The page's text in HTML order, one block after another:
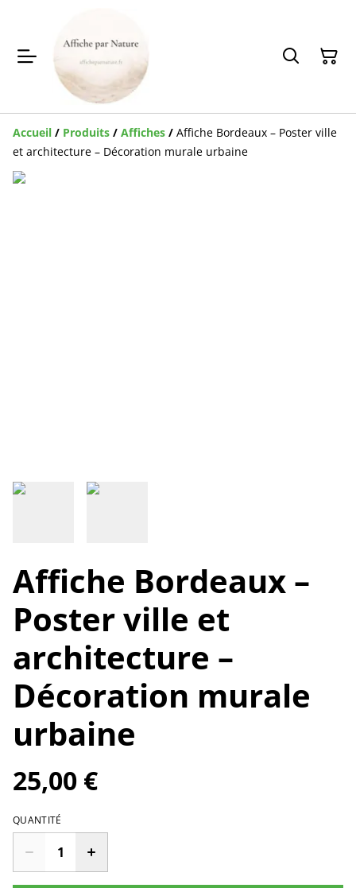
Accueil / Produits / Affiches / Affiche Bordeaux – Poster ville
et architecture – Décoration murale urbaine
Affiche Bordeaux –
Poster ville et
architecture –
Décoration murale
urbaine
25,00 €
QUANTITÉ